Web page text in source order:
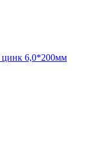
цинк 6,0*200мм